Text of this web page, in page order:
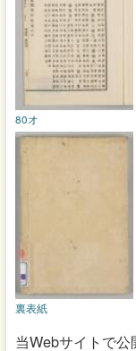
80オ
裏表紙
当Webサイトで